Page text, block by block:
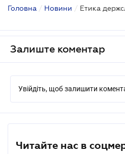
Головна / Новини / Етика
Залиште коментар
Увійдіть, щоб залишити
Читайте нас в